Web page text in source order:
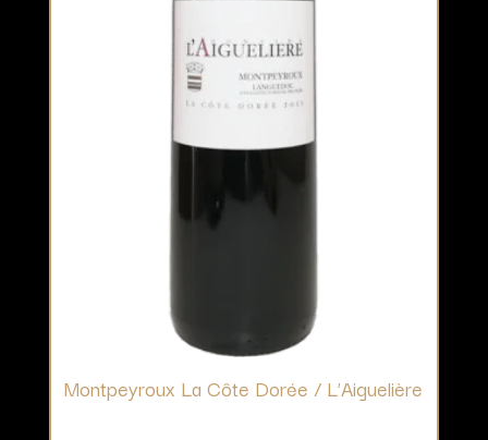
Montpeyroux La Côte Dorée / L’Aiguelière